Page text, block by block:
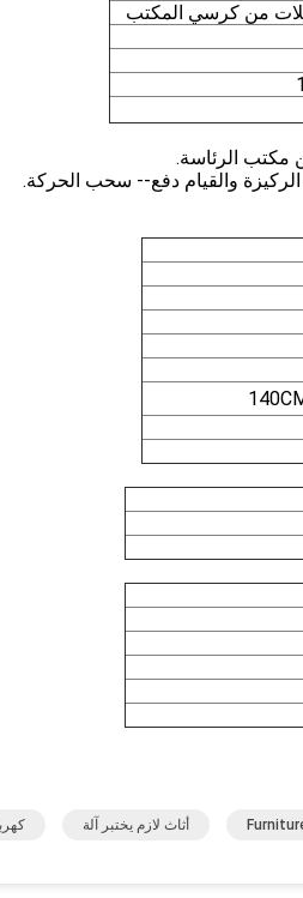
من كرسي المكتب
مكتب الرئاسة.
والقيام دفع-- سحب الحركة.
أثاث لازم يختبر آلة